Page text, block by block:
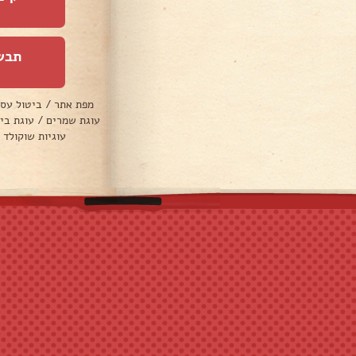
מפת אתר / ביטול
עוגת שמרים / עוגת
עוגיות